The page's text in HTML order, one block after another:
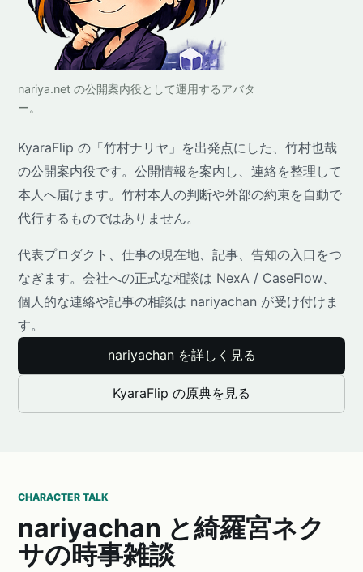
nariya.net の公開案内役として運用するアバタ
ー。
KyaraFlip の「竹村ナリヤ」を出発点にした、竹村也哉
の公開案内役です。公開情報を案内し、連絡を整理して
本人へ届けます。竹村本人の判断や外部の約束を自動で
代行するものではありません。
代表プロダクト、仕事の現在地、記事、告知の入口をつ
なぎます。会社への正式な相談は NexA / CaseFlow、
個人的な連絡や記事の相談は nariyachan が受け付けま
す。
nariyachan を詳しく見る
KyaraFlip の原典を見る
CHARACTER TALK
nariyachan と綺羅宮ネク
サの時事雑談